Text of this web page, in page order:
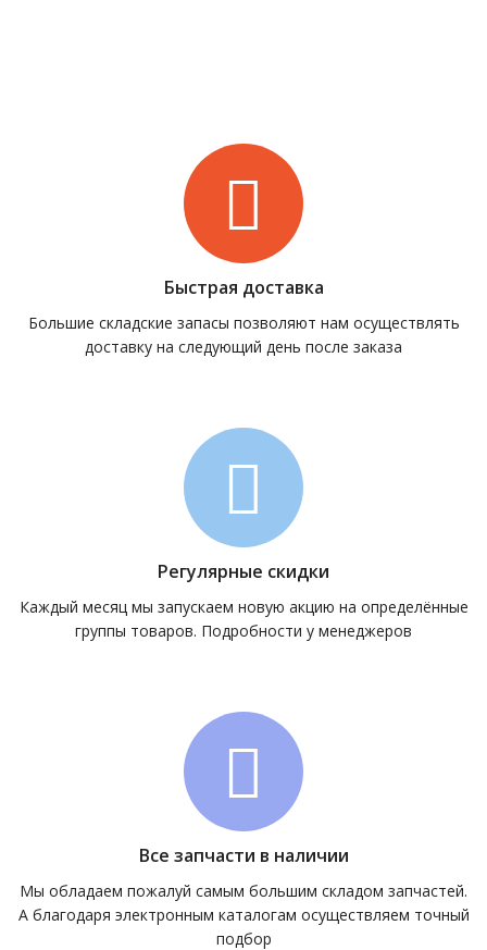
Быстрая доставка
Большие складские запасы позволяют нам осуществлять
доставку на следующий день после заказа
Регулярные скидки
Каждый месяц мы запускаем новую акцию на определённые
группы товаров. Подробности у менеджеров
Все запчасти в наличии
Мы обладаем пожалуй самым большим складом запчастей.
А благодаря электронным каталогам осуществляем точный
подбор